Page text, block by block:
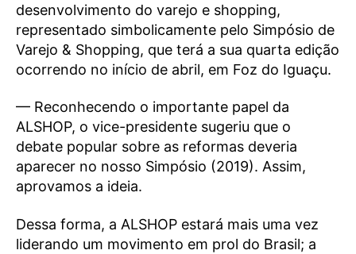
desenvolvimento do varejo e shopping,
representado simbolicamente pelo Simpósio de
Varejo & Shopping, que terá a sua quarta edição
ocorrendo no início de abril, em Foz do Iguaçu.
— Reconhecendo o importante papel da
ALSHOP, o vice-presidente sugeriu que o
debate popular sobre as reformas deveria
aparecer no nosso Simpósio (2019). Assim,
aprovamos a ideia.
Dessa forma, a ALSHOP estará mais uma vez
liderando um movimento em prol do Brasil; a